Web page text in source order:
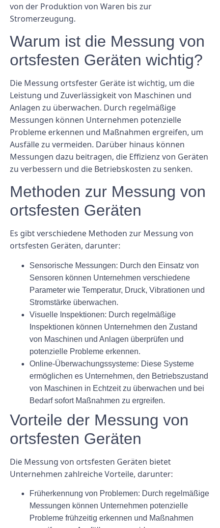
von der Produktion von Waren bis zur
Stromerzeugung.
Warum ist die Messung von
ortsfesten Geräten wichtig?
Die Messung ortsfester Geräte ist wichtig, um die
Leistung und Zuverlässigkeit von Maschinen und
Anlagen zu überwachen. Durch regelmäßige
Messungen können Unternehmen potenzielle
Probleme erkennen und Maßnahmen ergreifen, um
Ausfälle zu vermeiden. Darüber hinaus können
Messungen dazu beitragen, die Effizienz von Geräten
zu verbessern und die Betriebskosten zu senken.
Methoden zur Messung von
ortsfesten Geräten
Es gibt verschiedene Methoden zur Messung von
ortsfesten Geräten, darunter:
Sensorische Messungen: Durch den Einsatz von
Sensoren können Unternehmen verschiedene
Parameter wie Temperatur, Druck, Vibrationen und
Stromstärke überwachen.
Visuelle Inspektionen: Durch regelmäßige
Inspektionen können Unternehmen den Zustand
von Maschinen und Anlagen überprüfen und
potenzielle Probleme erkennen.
Online-Überwachungssysteme: Diese Systeme
ermöglichen es Unternehmen, den Betriebszustand
von Maschinen in Echtzeit zu überwachen und bei
Bedarf sofort Maßnahmen zu ergreifen.
Vorteile der Messung von
ortsfesten Geräten
Die Messung von ortsfesten Geräten bietet
Unternehmen zahlreiche Vorteile, darunter:
Früherkennung von Problemen: Durch regelmäßige
Messungen können Unternehmen potenzielle
Probleme frühzeitig erkennen und Maßnahmen